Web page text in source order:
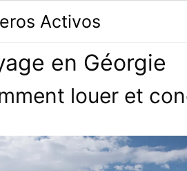
Activos
en Géorgie
louer et